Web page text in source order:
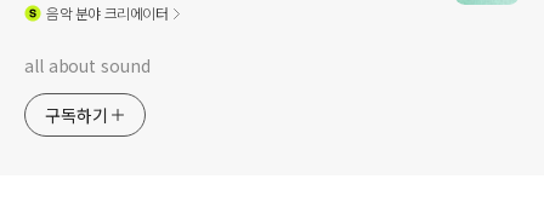
음악분야 크리에이터
all about sound
구독하기